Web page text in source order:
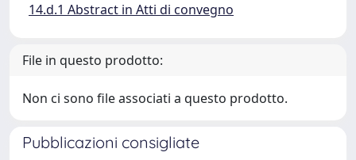
14.d.1 Abstract in Atti di convegno
File in questo prodotto:
Non ci sono file associati a questo prodotto.
Pubblicazioni consigliate